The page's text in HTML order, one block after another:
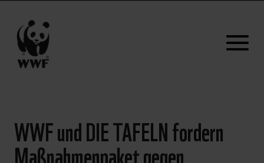
WWF und DIE TAFELN fordern
Maßnahmenpaket gegen